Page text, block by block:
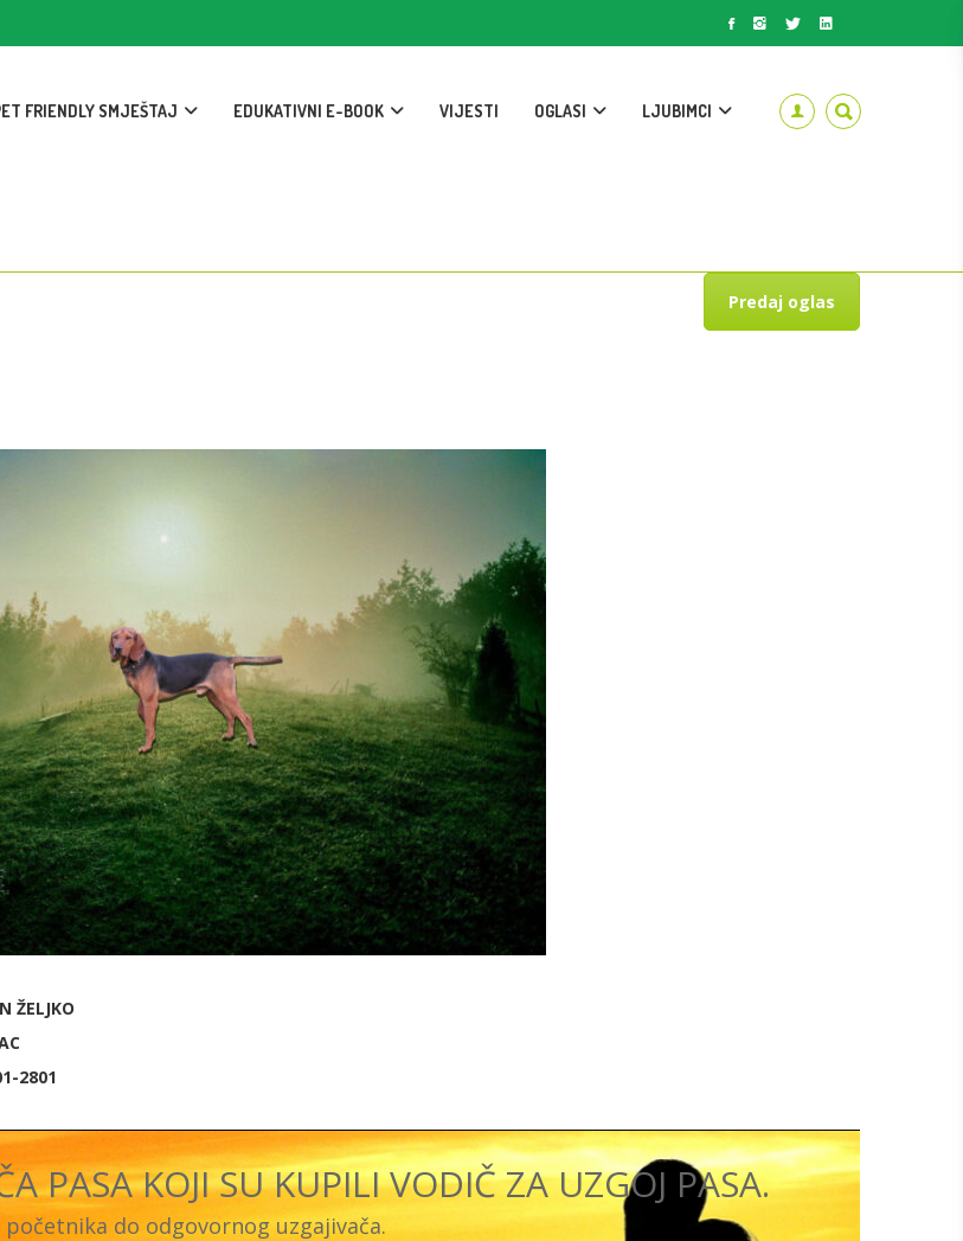
FRIENDLY SMJEŠTAJ EDUKATIVNI E-BOOK VIJESTI OGLASI LJUBIMCI
Predaj oglas
ŽELJKO
2801
PASA KOJI SU KUPILI VODIČ ZA UZGOJ PASA.
do odgovornog uzgajivača.